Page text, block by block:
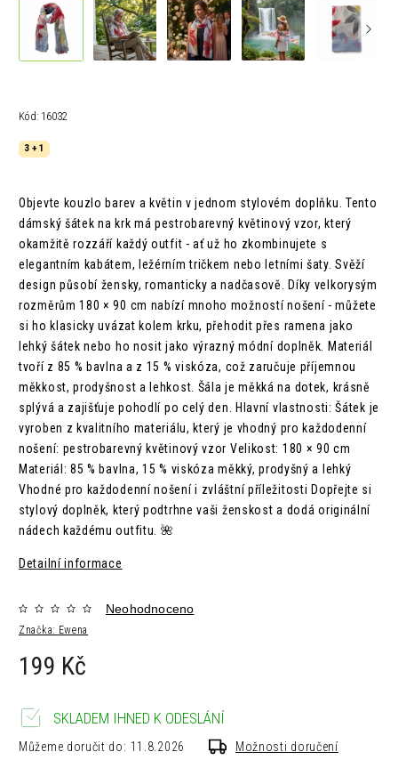
Kód: 16032
3 + 1
Objevte kouzlo barev a květin v jednom stylovém doplňku. Tento
dámský šátek na krk má pestrobarevný květinový vzor, který
okamžitě rozzáří každý outfit - ať už ho zkombinujete s
elegantním kabátem, ležérním tričkem nebo letními šaty. Svěží
design působí žensky, romanticky a nadčasově. Díky velkorysým
rozměrům 180 × 90 cm nabízí mnoho možností nošení - můžete
si ho klasicky uvázat kolem krku, přehodit přes ramena jako
lehký šátek nebo ho nosit jako výrazný módní doplněk. Materiál
tvoří z 85 % bavlna a z 15 % viskóza, což zaručuje příjemnou
měkkost, prodyšnost a lehkost. Šála je měkká na dotek, krásně
splývá a zajišťuje pohodlí po celý den. Hlavní vlastnosti: Šátek je
vyroben z kvalitního materiálu, který je vhodný pro každodenní
nošení: pestrobarevný květinový vzor Velikost: 180 × 90 cm
Materiál: 85 % bavlna, 15 % viskóza měkký, prodyšný a lehký
Vhodné pro každodenní nošení i zvláštní příležitosti Dopřejte si
stylový doplněk, který podtrhne vaši ženskost a dodá originální
nádech každému outfitu. 🌺
Detailní informace
Značka: Ewena
Neohodnoceno
199 Kč
SKLADEM IHNED K ODESLÁNÍ
Můžeme doručit do: 11.8.2026 Možnosti doručení